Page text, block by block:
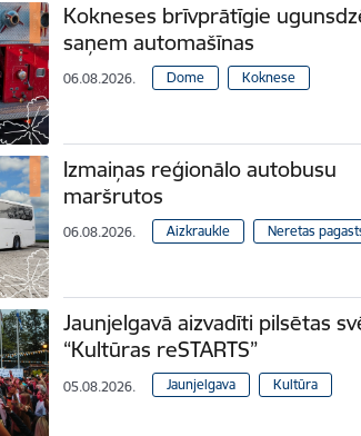
Kokneses brīvprātīgie
saņem automašīnas
06.08.2026. Dome Koknese
Izmaiņas reģionālo autobusu
maršrutos
06.08.2026. Aizkraukle Neretas
Jaunjelgavā aizvadīti pilsētas
“Kultūras reSTARTS”
05.08.2026. Jaunjelgava Kultūra